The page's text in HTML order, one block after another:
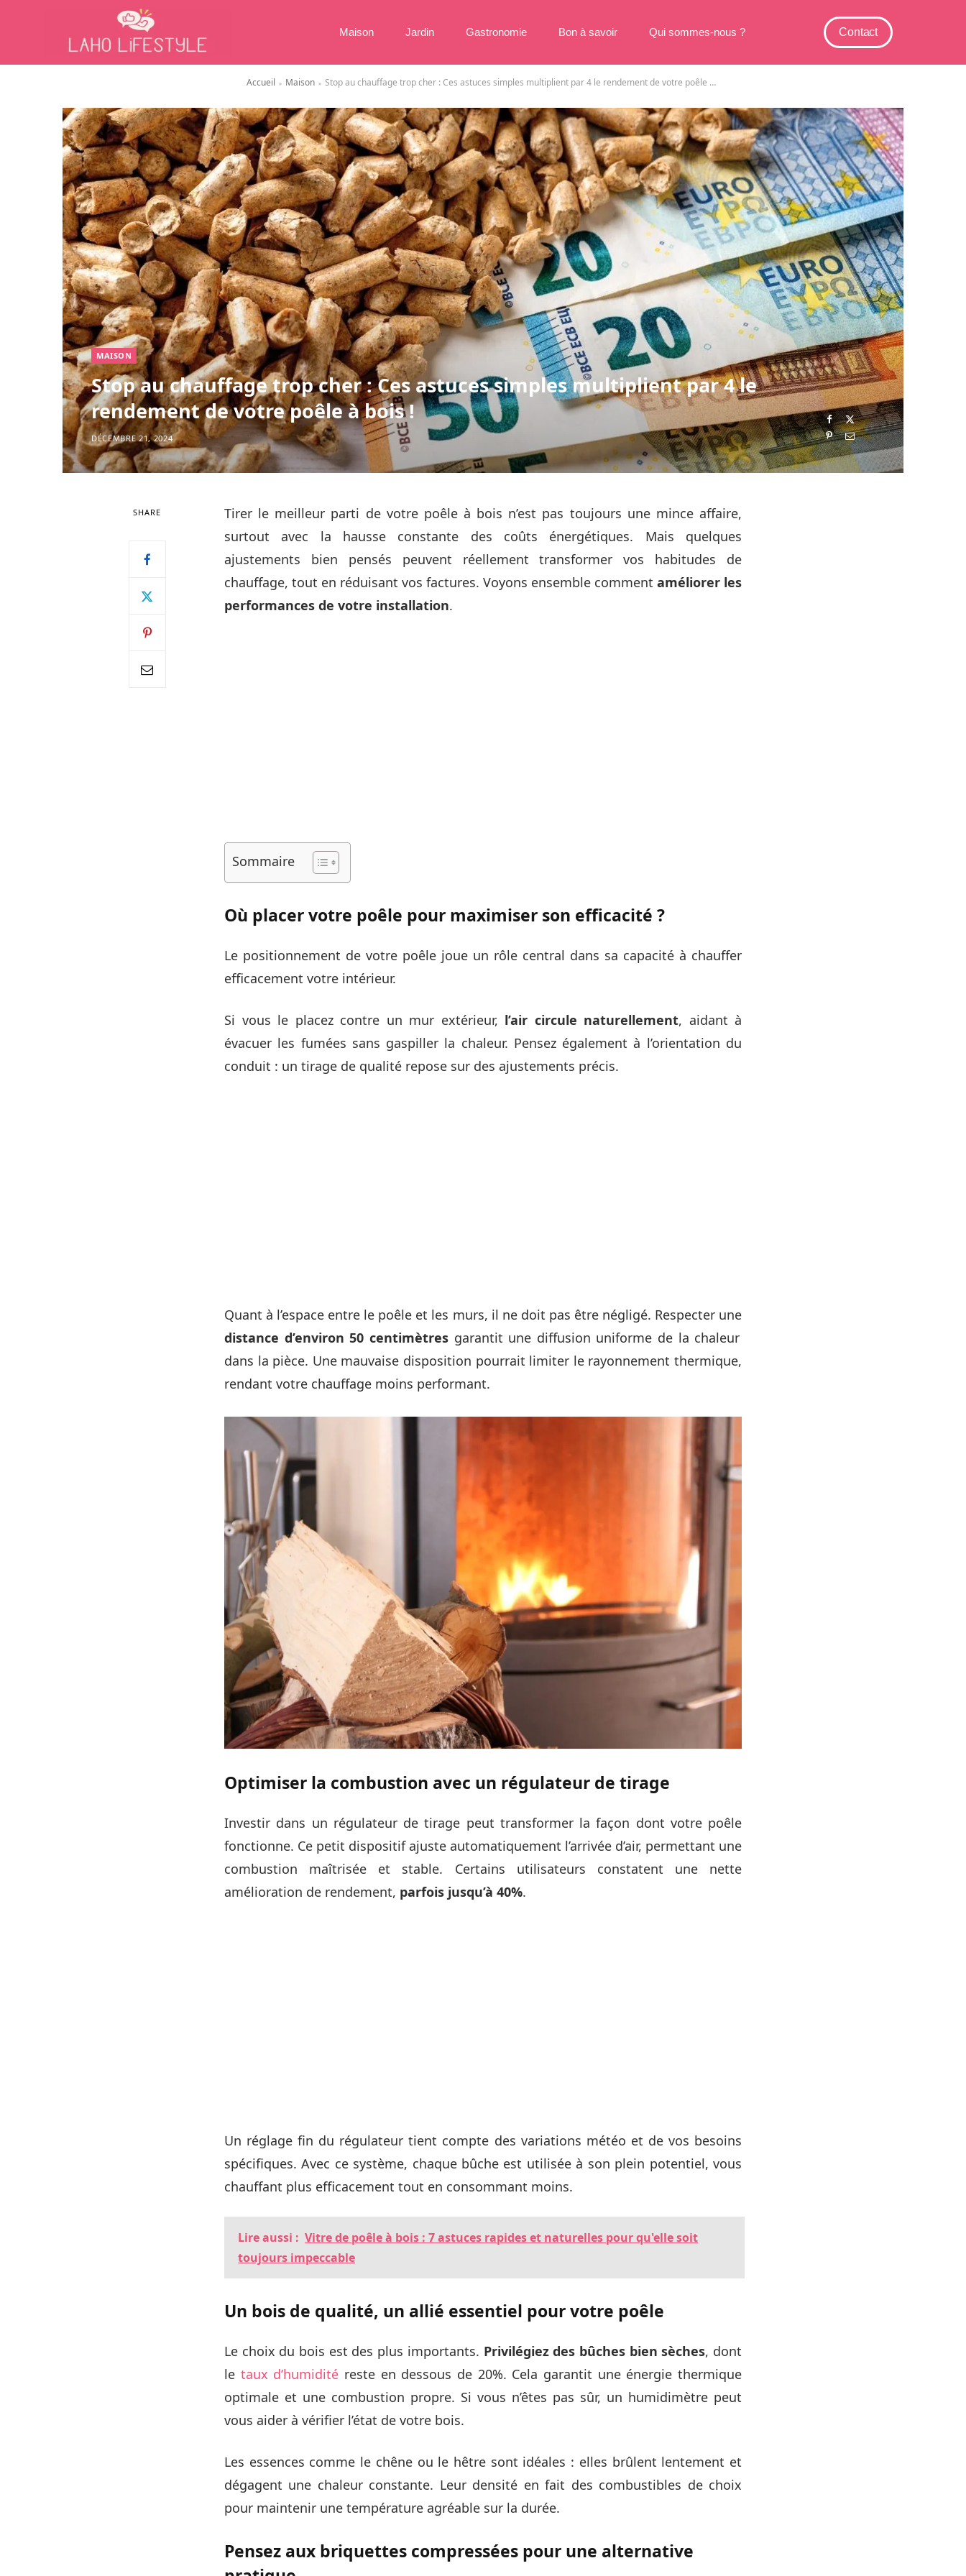
Maison Jardin Gastronomie Bon à savoir Qui sommes-nous ? Contact
Accueil » Maison » Stop au chauffage trop cher : Ces astuces simples multiplient par 4 le rendement de votre poêle à bois !
MAISON
Stop au chauffage trop cher : Ces astuces simples multiplient par 4 le
rendement de votre poêle à bois !
DÉCEMBRE 21, 2024
SHARE
Tirer le meilleur parti de votre poêle à bois n’est pas toujours une mince affaire,
surtout avec la hausse constante des coûts énergétiques. Mais quelques
ajustements bien pensés peuvent réellement transformer vos habitudes de
chauffage, tout en réduisant vos factures. Voyons ensemble comment améliorer les
performances de votre installation.
Sommaire
Où placer votre poêle pour maximiser son efficacité ?
Le positionnement de votre poêle joue un rôle central dans sa capacité à chauffer
efficacement votre intérieur.
Si vous le placez contre un mur extérieur, l’air circule naturellement, aidant à
évacuer les fumées sans gaspiller la chaleur. Pensez également à l’orientation du
conduit : un tirage de qualité repose sur des ajustements précis.
Quant à l’espace entre le poêle et les murs, il ne doit pas être négligé. Respecter une
distance d’environ 50 centimètresgarantit une diffusion uniforme de la chaleur
dans la pièce. Une mauvaise disposition pourrait limiter le rayonnement thermique,
rendant votre chauffage moins performant.
Optimiser la combustion avec un régulateur de tirage
Investir dans un régulateur de tirage peut transformer la façon dont votre poêle
fonctionne. Ce petit dispositif ajuste automatiquement l’arrivée d’air, permettant une
combustion maîtrisée et stable. Certains utilisateurs constatent une nette
amélioration de rendement, parfois jusqu’à 40%.
Un réglage fin du régulateur tient compte des variations météo et de vos besoins
spécifiques. Avec ce système, chaque bûche est utilisée à son plein potentiel, vous
chauffant plus efficacement tout en consommant moins.
Lire aussi : Vitre de poêle à bois : 7 astuces rapides et naturelles pour qu'elle soit
toujours impeccable
Un bois de qualité, un allié essentiel pour votre poêle
Le choix du bois est des plus importants. Privilégiez des bûches bien sèches, dont
le taux d’humidité reste en dessous de 20%. Cela garantit une énergie thermique
optimale et une combustion propre. Si vous n’êtes pas sûr, un humidimètre peut
vous aider à vérifier l’état de votre bois.
Les essences comme le chêne ou le hêtre sont idéales : elles brûlent lentement et
dégagent une chaleur constante. Leur densité en fait des combustibles de choix
pour maintenir une température agréable sur la durée.
Pensez aux briquettes compressées pour une alternative